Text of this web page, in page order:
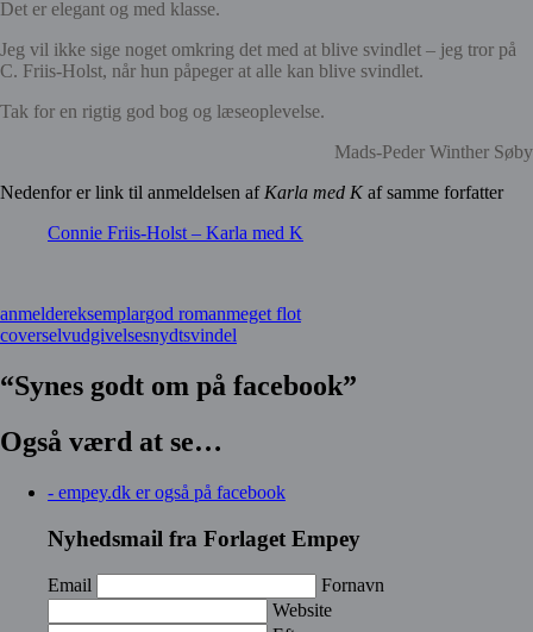
Det er elegant og med klasse.
Jeg vil ikke sige noget omkring det med at blive svindlet – jeg tror på
C. Friis-Holst, når hun påpeger at alle kan blive svindlet.
Tak for en rigtig god bog og læseoplevelse.
Mads-Peder Winther Søby
Nedenfor er link til anmeldelsen af Karla med K af samme forfatter
Connie Friis-Holst – Karla med K
anmeldereksemplargod romanmeget flot
coverselvudgivelsesnydtsvindel
“Synes godt om på facebook”
Også værd at se…
- empey.dk er også på facebook
Nyhedsmail fra Forlaget Empey
Email
Fornavn
Website